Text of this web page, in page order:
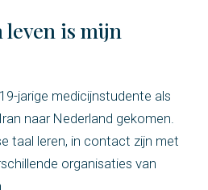
leven is mijn
jarige medicijnstudente als
naar Nederland gekomen.
taal leren, in contact zijn met
organisaties van